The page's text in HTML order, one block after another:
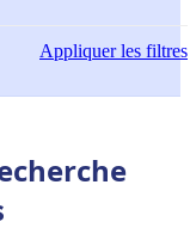
Appliquerles filtres